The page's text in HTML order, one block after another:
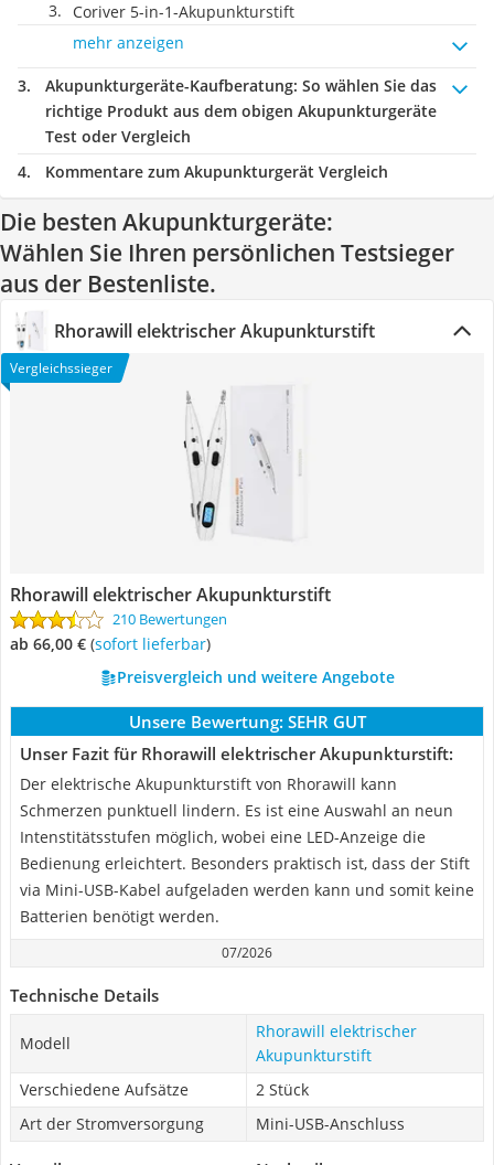
Coriver 5-in-1-Akupunkturstift
mehr anzeigen
Akupunkturgeräte-Kaufberatung: So wählen Sie das
richtige Produkt aus dem obigen Akupunkturgeräte
Test oder Vergleich
Kommentare zum Akupunkturgerät Vergleich
Die besten Akupunkturgeräte:
Wählen Sie Ihren persönlichen Testsieger
aus der Bestenliste.
Rhorawill elektrischer Akupunkturstift
Vergleichssieger
Rhorawill elektrischer Akupunkturstift
210 Bewertungen
ab 66,00 € ( Sofort lieferbar)
Preisvergleich und weitere Angebote
Unsere Bewertung: SEHR GUT
Unser Fazit für Rhorawill elektrischer Akupunkturstift:
Der elektrische Akupunkturstift von Rhorawill kann
Schmerzen punktuell lindern. Es ist eine Auswahl an neun
Intenstitätsstufen möglich, wobei eine LED-Anzeige die
Bedienung erleichtert. Besonders praktisch ist, dass der Stift
via Mini-USB-Kabel aufgeladen werden kann und somit keine
Batterien benötigt werden.
07/2026
Technische Details
Modell
Rhorawill elektrischer
Akupunkturstift
Verschiedene Aufsätze
2 Stück
Art der Stromversorgung
Mini-USB-Anschluss